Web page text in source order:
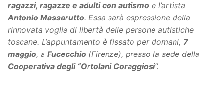
ragazzi, ragazze e adulti con autismo e l’artista
Antonio Massarutto. Essa sarà espressione della
rinnovata voglia di libertà delle persone autistiche
toscane. L’appuntamento è fissato per domani, 7
maggio, a Fucecchio (Firenze), presso la sede della
Cooperativa degli “Ortolani Coraggiosi”.